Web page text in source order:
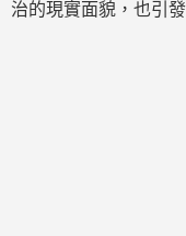
治的現實面貌，也引